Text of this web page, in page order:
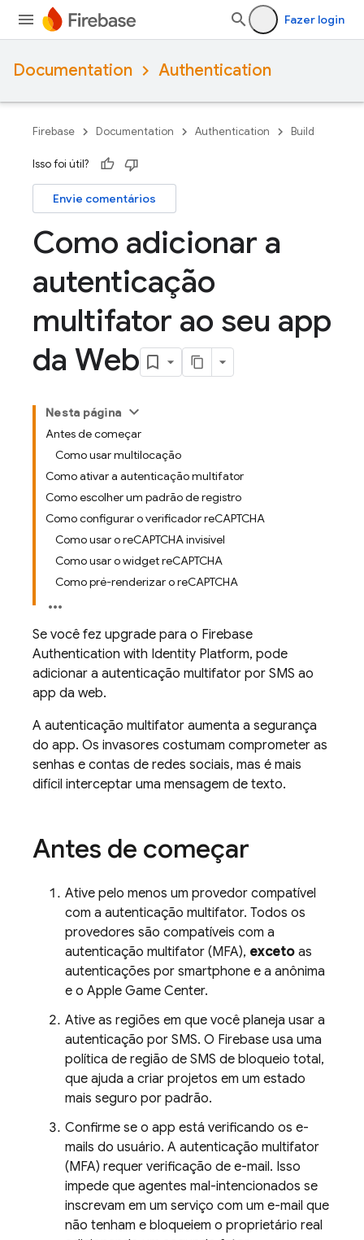
Fazer login
Documentation Authentication
Firebase Documentation Authentication Build
Isso foi útil?
Envie comentários
Como adicionar a
autenticação
multifator ao seu app
da Web
Nesta página
Antes de começar
Como usar multilocação
Como ativar a autenticação multifator
Como escolher um padrão de registro
Como configurar o verificador reCAPTCHA
Como usar o reCAPTCHA invisível
Como usar o widget reCAPTCHA
Como pré-renderizar o reCAPTCHA
Se você fez upgrade para o Firebase
Authentication with Identity Platform, pode
adicionar a autenticação multifator por SMS ao
app da web.
A autenticação multifator aumenta a segurança
do app. Os invasores costumam comprometer as
senhas e contas de redes sociais, mas é mais
difícil interceptar uma mensagem de texto.
Antes de começar
Ative pelo menos um provedor compatível
com a autenticação multifator. Todos os
provedores são compatíveis com a
autenticação multifator (MFA), excetoas
autenticações por smartphone e a anônima
e o Apple Game Center.
Ative as regiões em que você planeja usar a
autenticação por SMS. O Firebase usa uma
política de região de SMS de bloqueio total,
que ajuda a criar projetos em um estado
mais seguro por padrão.
Confirme se o app está verificando os e-
mails do usuário. A autenticação multifator
(MFA) requer verificação de e-mail. Isso
impede que agentes mal-intencionados se
inscrevam em um serviço com um e-mail que
não tenham e bloqueiem o proprietário real